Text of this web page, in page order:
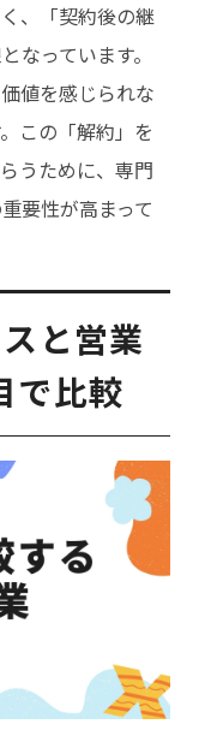
、「契約後の継
なっています。
値を感じられな
この「解約」を
うために、専門
要性が高まって
と営業
で比較